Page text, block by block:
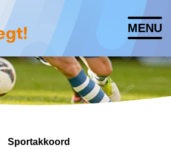
Lettergrootte vergroten
Lettergrootte verkleinen
Hoog contrast
MENU
Sportakkoord